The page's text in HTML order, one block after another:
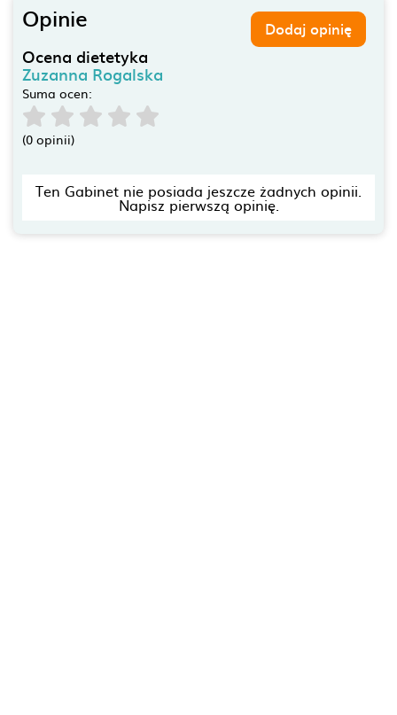
Opinie Dodaj opinię
Ocena dietetyka
Zuzanna Rogalska
Suma ocen:
(0 opinii)
Ten Gabinet nie posiada jeszcze żadnych opinii.
Napisz pierwszą opinię.